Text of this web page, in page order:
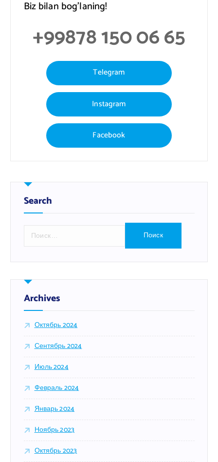
Biz bilan bog’laning!
+99878 150 06 65
Telegram
Instagram
Facebook
Search
т
:
Archives
Октябрь 2024
Сентябрь 2024
Июль 2024
Февраль 2024
Январь 2024
Ноябрь 2023
Октябрь 2023